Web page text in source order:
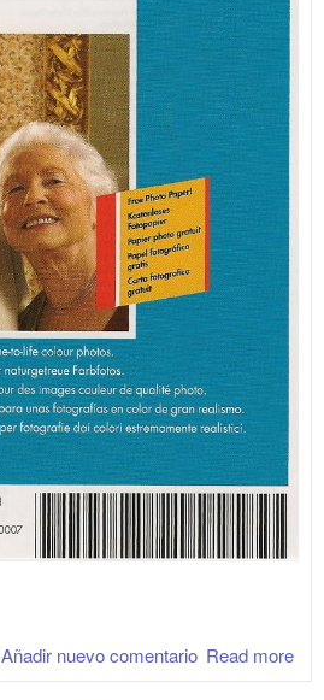
Read more
Añadir nuevo comentario